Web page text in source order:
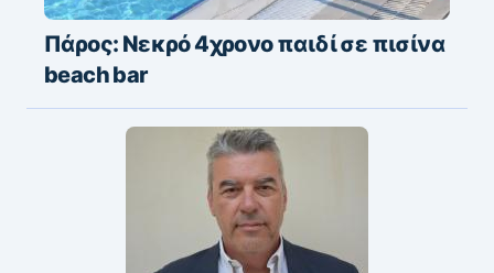
Πάρος: Νεκρό 4χρονο παιδί σε πισίνα
beach bar